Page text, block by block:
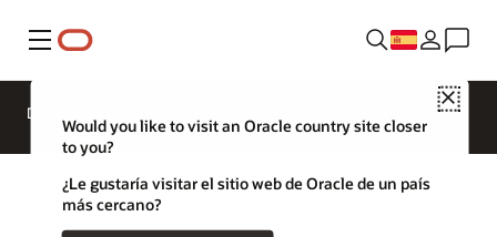
Menú
Close
Would you like to visit an Oracle country site closer
to you?
¿Le gustaría visitar el sitio web de Oracle de un país
más cercano?
Descripción general